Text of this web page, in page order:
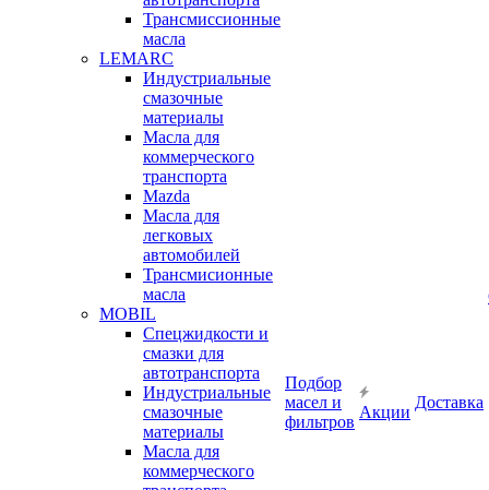
Трансмиссионные
масла
LEMARC
Индустриальные
смазочные
материалы
Масла для
коммерческого
транспорта
Mazda
Масла для
легковых
автомобилей
Трансмисионные
масла
MOBIL
Cпецжидкости и
смазки для
автотранспорта
Индустриальные
смазочные
материалы
Масла для
коммерческого
Подбор
масел и
фильтров
Акции
Доставка